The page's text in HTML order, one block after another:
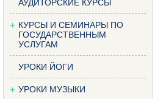
АУДИТОРСКИЕ КУРСЫ
КУРСЫ И СЕМИНАРЫ ПО
ГОСУДАРСТВЕННЫМ
УСЛУГАМ
УРОКИ ЙОГИ
УРОКИ МУЗЫКИ